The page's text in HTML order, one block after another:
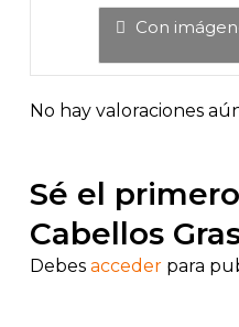
Con
No hay valoraciones
Sé el
Cabellos
Debes acceder para